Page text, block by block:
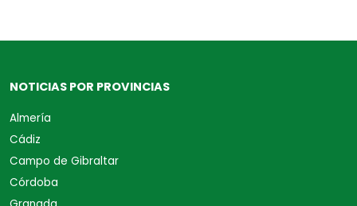
NOTICIAS POR PROVINCIAS
Almería
Cádiz
Campo de Gibraltar
Córdoba